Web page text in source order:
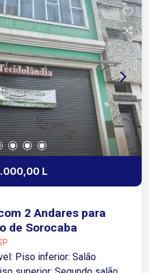
L
2 Andares para
de Sorocaba